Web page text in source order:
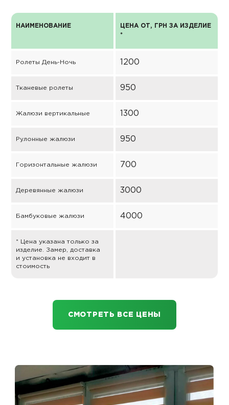
НАИМЕНОВАНИЕ
ЦЕНА ОТ, ГРН ЗА ИЗДЕЛИЕ
*
Ролеты День-Ночь 1200
Тканевые ролеты 950
Жалюзи вертикальные 1300
Рулонные жалюзи 950
Горизонтальные жалюзи 700
Деревянные жалюзи 3000
Бамбуковые жалюзи 4000
* Цена указана только за
изделие. Замер, доставка
и установка не входит в
стоимость
СМОТРЕТЬ ВСЕ ЦЕНЫ